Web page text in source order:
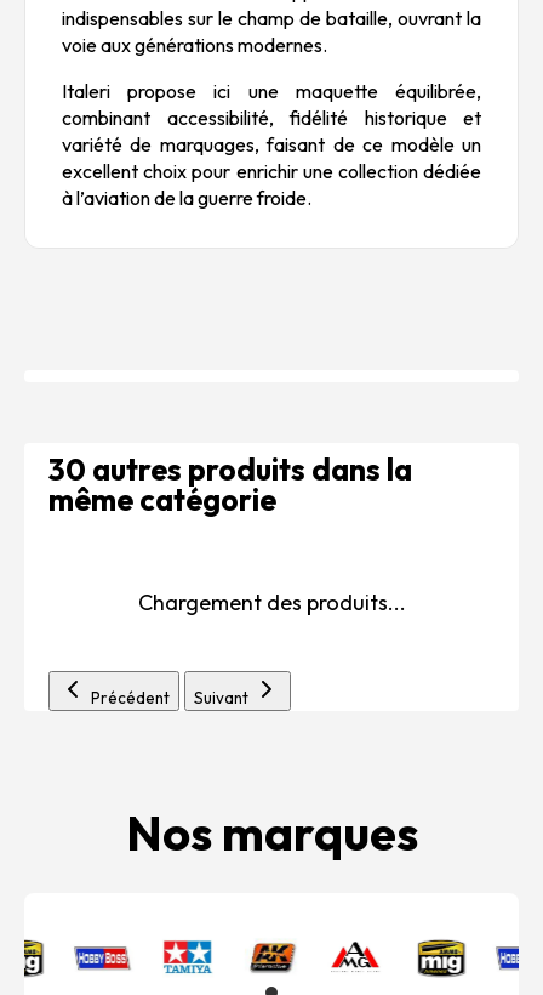
indispensables sur le champ de bataille, ouvrant la
voie aux générations modernes.
Italeri propose ici une maquette équilibrée,
combinant accessibilité, fidélité historique et
variété de marquages, faisant de ce modèle un
excellent choix pour enrichir une collection dédiée
à l’aviation de la guerre froide.
30 autres produits dans la
même catégorie
Chargement des produits...
Précédent Suivant
Nos marques